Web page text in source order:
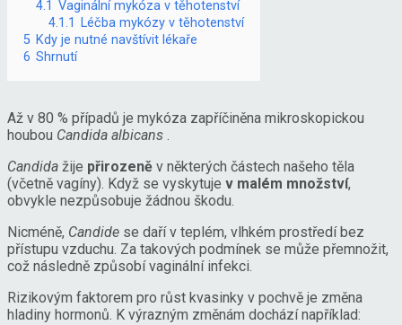
4.1 Vaginální mykóza v těhotenství
4.1.1
Léčba mykózy v těhotenství
5 Kdy je nutné navštívit lékaře
6 Shrnutí
Až v 80 % případů je mykóza zapříčiněna mikroskopickou
houbou Candida albicans .
Candida žije přirozeně v některých částech našeho těla
(včetně vagíny). Když se vyskytuje v malém množství,
obvykle nezpůsobuje žádnou škodu.
Nicméně, Candide se daří v teplém, vlhkém prostředí bez
přístupu vzduchu. Za takových podmínek se může přemnožit,
což následně způsobí vaginální infekci.
Rizikovým faktorem pro růst kvasinky v pochvě je změna
hladiny hormonů. K výrazným změnám dochází například: